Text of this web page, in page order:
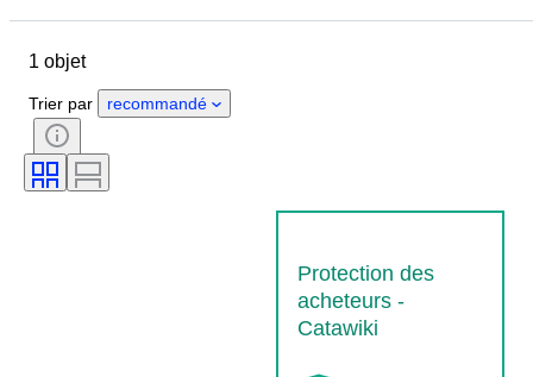
Pays d’origine
Époque
1 objet
Trier par recommandé
Protection des
acheteurs -
Catawiki